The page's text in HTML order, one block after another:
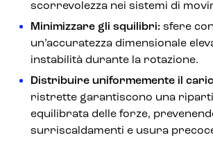
scorrevolezza nei sistemi di
Minimizzare gli squilibri: sfere
un’accuratezza dimensionale
instabilità durante la rotazione.
Distribuire uniformemente il
ristrette garantiscono una
equilibrata delle forze,
surriscaldamenti e usura